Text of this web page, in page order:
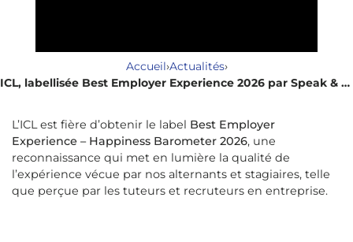
Accueil›Actualités›
ICL, labellisée Best Employer Experience 2026 par Speak & Act
L’ICL est fière d’obtenir le label Best Employer
Experience – Happiness Barometer 2026, une
reconnaissance qui met en lumière la qualité de
l’expérience vécue par nos alternants et stagiaires, telle
que perçue par les tuteurs et recruteurs en entreprise.